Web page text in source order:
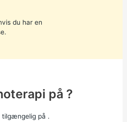
du har en
på ?
tilgængelig på .